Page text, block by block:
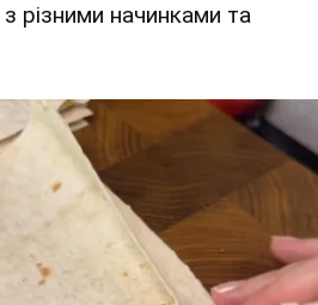
різними начинками та